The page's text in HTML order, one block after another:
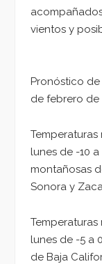
vientos y
Pronóstico
de febrero de
lunes de -10
montañosas
Sonora y
lunes de -5 a
de Baja